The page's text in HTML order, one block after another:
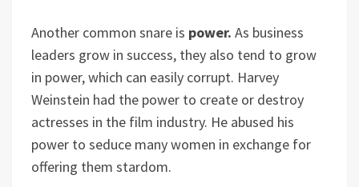
Another common snare is power. As business
leaders grow in success, they also tend to grow
in power, which can easily corrupt. Harvey
Weinstein had the power to create or destroy
actresses in the film industry. He abused his
power to seduce many women in exchange for
offering them stardom.